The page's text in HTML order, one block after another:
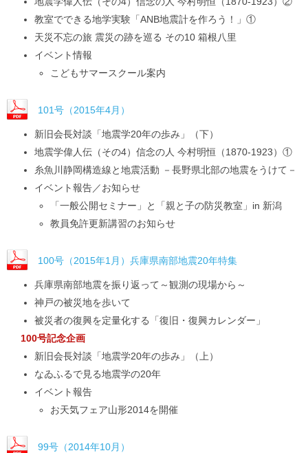
教室でできる地学実験「ANB地震計を作ろう！」①
天災不忘の旅 震災の跡を巡る その10 箱根八里
イベント情報
こどもサマースクール案内
101号（2015年4月）
新旧会長対談「地震学20年の歩み」（下）
地震学偉人伝（その4）信念の人 今村明恒（1870-1923）①
糸魚川静岡構造線と地震活動 －長野県北部の地震をうけて－
イベント報告／お知らせ
「一般公開セミナー」と「親と子の防災教室」in 新潟
教員免許更新講習のお知らせ
100号（2015年1月）兵庫県南部地震20年特集
兵庫県南部地震を振り返って～観測の現場から～
神戸の被災地を歩いて
被災者の復興を定量化する「復旧・復興カレンダー」
100号記念企画
新旧会長対談「地震学20年の歩み」（上）
なゐふるで見る地震学の20年
イベント報告
お天気フェア山形2014を開催
99号（2014年10月）